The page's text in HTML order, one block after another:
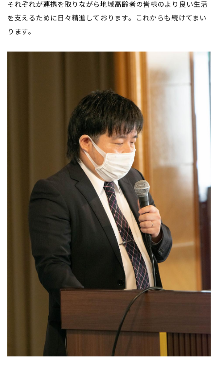
それぞれが連携を取りながら地域高齢者の皆様のより良い生活
を支えるために日々精進しております。これからも続けてまい
ります。